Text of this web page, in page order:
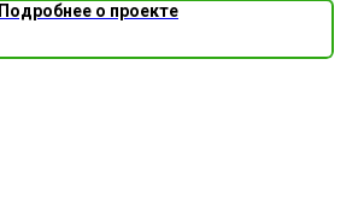
Подробнее о проекте